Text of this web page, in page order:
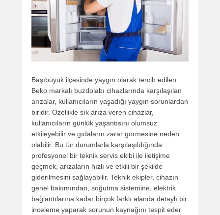
Başıbüyük ilçesinde yaygın olarak tercih edilen
Beko markalı buzdolabı cihazlarında karşılaşılan
arızalar, kullanıcıların yaşadığı yaygın sorunlardan
biridir. Özellikle sık arıza veren cihazlar,
kullanıcıların günlük yaşantısını olumsuz
etkileyebilir ve gıdaların zarar görmesine neden
olabilir. Bu tür durumlarla karşılaşıldığında
profesyonel bir teknik servis ekibi ile iletişime
geçmek, arızaların hızlı ve etkili bir şekilde
giderilmesini sağlayabilir. Teknik ekipler, cihazın
genel bakımından, soğutma sistemine, elektrik
bağlantılarına kadar birçok farklı alanda detaylı bir
inceleme yaparak sorunun kaynağını tespit eder